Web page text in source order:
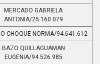
MERCADO GABRIELA
ANTONIA/25.160.079
CHOQUE NORMA/94.641.612
BAZO QUILLAGUAMAN
EUGENIA/94.526.985